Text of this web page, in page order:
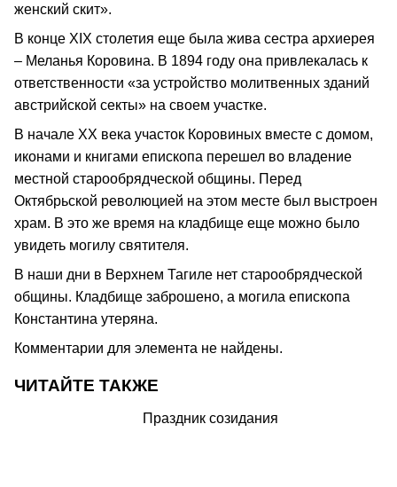
женский скит».
В конце XIX столетия еще была жива сестра архиерея
– Меланья Коровина. В 1894 году она привлекалась к
ответственности «за устройство молитвенных зданий
австрийской секты» на своем участке.
В начале ХХ века участок Коровиных вместе с домом,
иконами и книгами епископа перешел во владение
местной старообрядческой общины. Перед
Октябрьской революцией на этом месте был выстроен
храм. В это же время на кладбище еще можно было
увидеть могилу святителя.
В наши дни в Верхнем Тагиле нет старообрядческой
общины. Кладбище заброшено, а могила епископа
Константина утеряна.
Комментарии для элемента не найдены.
ЧИТАЙТЕ ТАКЖЕ
Праздник созидания